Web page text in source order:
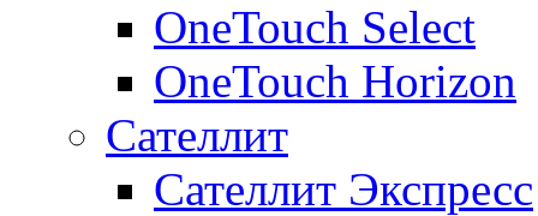
OneTouch Select
OneTouch Horizon
Сателлит
Сателлит Экспресс